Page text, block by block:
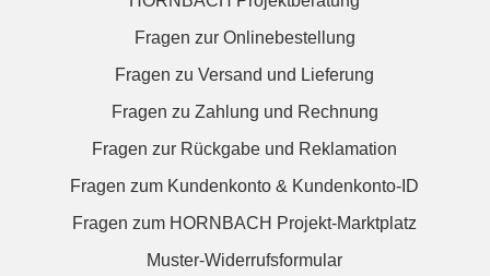
Fragen zur Onlinebestellung
Fragen zu Versand und Lieferung
Fragen zu Zahlung und Rechnung
Fragen zur Rückgabe und Reklamation
Fragen zum Kundenkonto & Kundenkonto-ID
Fragen zum HORNBACH Projekt-Marktplatz
Muster-Widerrufsformular